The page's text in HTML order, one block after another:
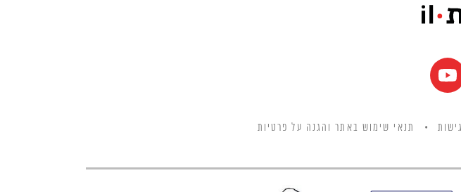
תנאי שימוש באתר והגנה על פרטיות